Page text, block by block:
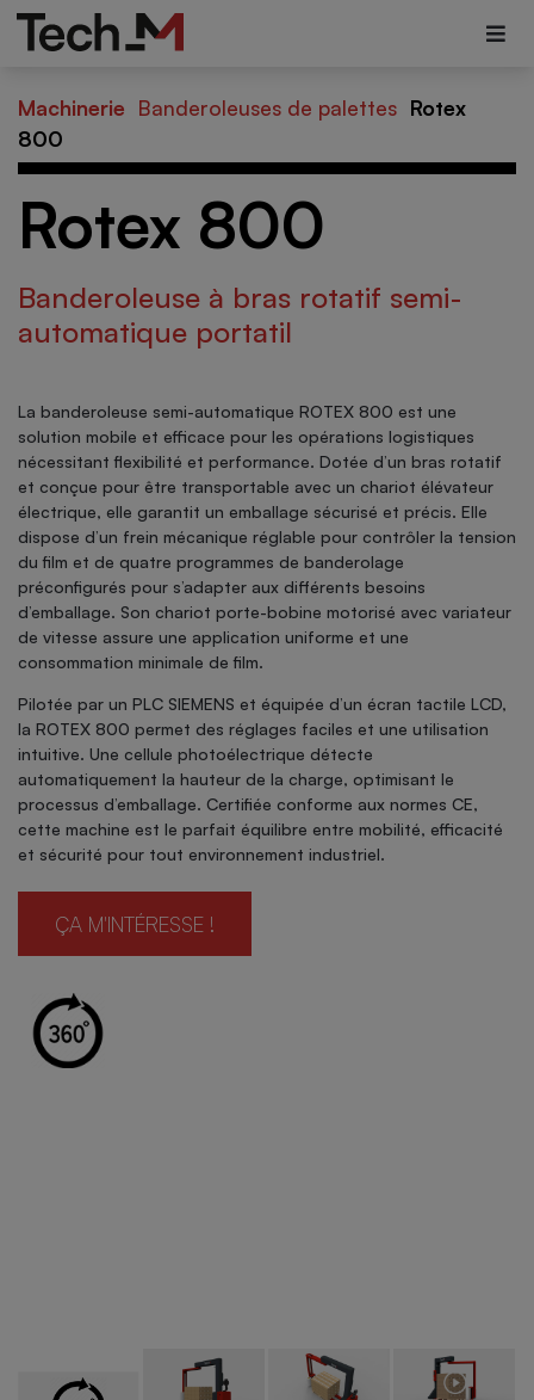
Machinerie Banderoleuses de palettes Rotex
800
Rotex 800
Banderoleuse à bras rotatif semi-
automatique portatil
La banderoleuse semi-automatique ROTEX 800 est une
solution mobile et efficace pour les opérations logistiques
nécessitant flexibilité et performance. Dotée d’un bras rotatif
et conçue pour être transportable avec un chariot élévateur
électrique, elle garantit un emballage sécurisé et précis. Elle
dispose d’un frein mécanique réglable pour contrôler la tension
du film et de quatre programmes de banderolage
préconfigurés pour s’adapter aux différents besoins
d’emballage. Son chariot porte-bobine motorisé avec variateur
de vitesse assure une application uniforme et une
consommation minimale de film.
Pilotée par un PLC SIEMENS et équipée d’un écran tactile LCD,
la ROTEX 800 permet des réglages faciles et une utilisation
intuitive. Une cellule photoélectrique détecte
automatiquement la hauteur de la charge, optimisant le
processus d’emballage. Certifiée conforme aux normes CE,
cette machine est le parfait équilibre entre mobilité, efficacité
et sécurité pour tout environnement industriel.
ÇA M'INTÉRESSE !